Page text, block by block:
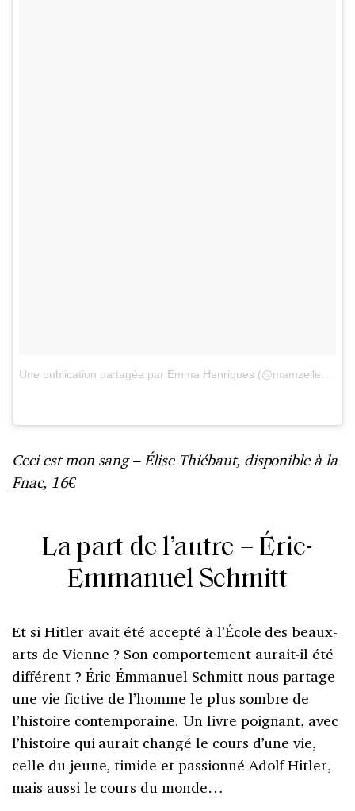
Ceci est mon sang – Élise Thiébaut, disponible à la
Fnac, 16€
La part de l’autre – Éric-
Emmanuel Schmitt
Et si Hitler avait été accepté à l’École des beaux-
arts de Vienne ? Son comportement aurait-il été
différent ? Éric-Émmanuel Schmitt nous partage
une vie fictive de l’homme le plus sombre de
l’histoire contemporaine. Un livre poignant, avec
l’histoire qui aurait changé le cours d’une vie,
celle du jeune, timide et passionné Adolf Hitler,
mais aussi le cours du monde…